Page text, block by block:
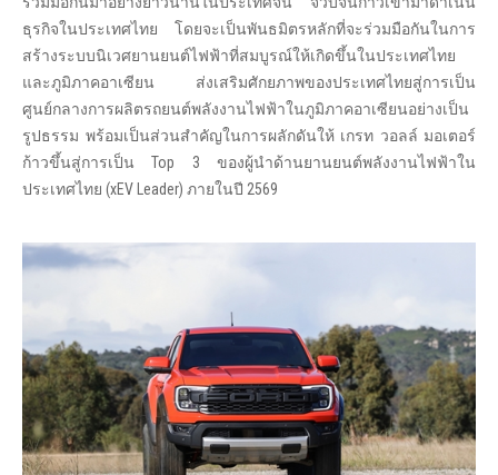
ธุรกิจในประเทศไทย โดยจะเป็นพันธมิตรหลักที่จะร่วมมือกันในการ
สร้างระบบนิเวศยานยนต์ไฟฟ้าที่สมบูรณ์ให้เกิดขึ้นในประเทศไทย
และภูมิภาคอาเซียน ส่งเสริมศักยภาพของประเทศไทยสู่การเป็น
ศูนย์กลางการผลิตรถยนต์พลังงานไฟฟ้าในภูมิภาคอาเซียนอย่างเป็น
รูปธรรม พร้อมเป็นส่วนสำคัญในการผลักดันให้ เกรท วอลล์ มอเตอร์
ก้าวขึ้นสู่การเป็น Top 3 ของผู้นำด้านยานยนต์พลังงานไฟฟ้าใน
ประเทศไทย (xEV Leader) ภายในปี 2569